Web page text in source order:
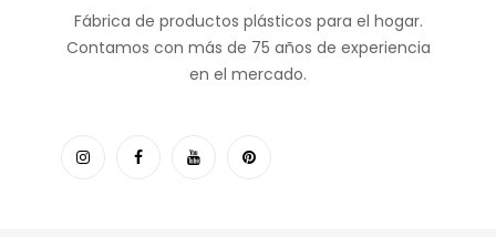
Fábrica de productos plásticos para el hogar.
Contamos con más de 75 años de experiencia
en el mercado.